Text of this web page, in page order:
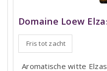
Domaine Loew
Fris tot zacht
Aromatische witte Elzas